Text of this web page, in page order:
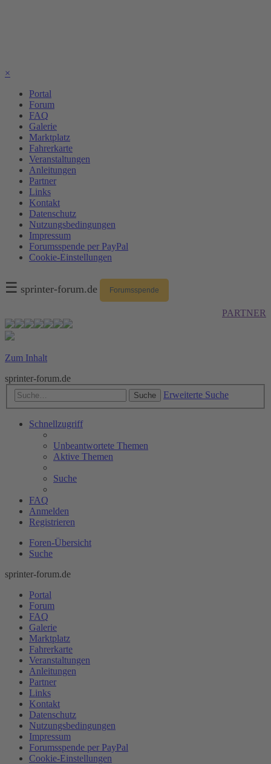
×
Portal
Forum
FAQ
Galerie
Marktplatz
Fahrerkarte
Veranstaltungen
Anleitungen
Partner
Links
Kontakt
Datenschutz
Nutzungsbedingungen
Impressum
Forumsspende per PayPal
Cookie-Einstellungen
☰ sprinter-forum.de Forumsspende
PARTNER
Zum Inhalt
sprinter-forum.de
Suche Erweiterte Suche
Schnellzugriff
Unbeantwortete Themen
Aktive Themen
Suche
FAQ
Anmelden
Registrieren
Foren-Übersicht
Suche
sprinter-forum.de
Portal
Forum
FAQ
Galerie
Marktplatz
Fahrerkarte
Veranstaltungen
Anleitungen
Partner
Links
Kontakt
Datenschutz
Nutzungsbedingungen
Impressum
Forumsspende per PayPal
Cookie-Einstellungen